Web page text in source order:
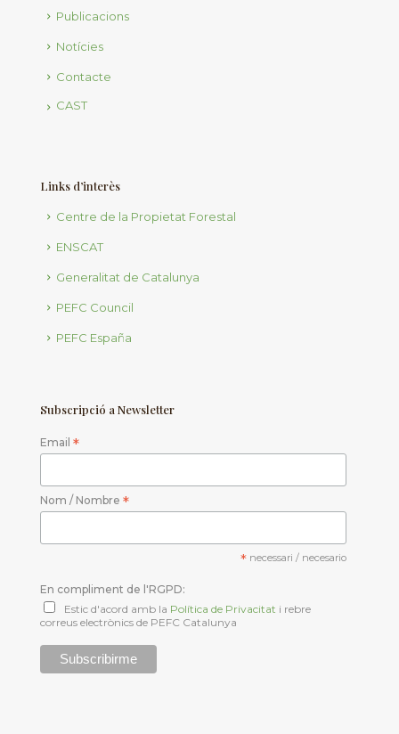
Publicacions
Notícies
Contacte
CAST
Links d’interès
Centre de la Propietat Forestal
ENSCAT
Generalitat de Catalunya
PEFC Council
PEFC España
Subscripció a Newsletter
Email *
Nom / Nombre *
*necessari / necesario
En compliment de l'RGPD:
Estic d'acord amb la Política de Privacitat i rebre
correus electrònics de PEFC Catalunya